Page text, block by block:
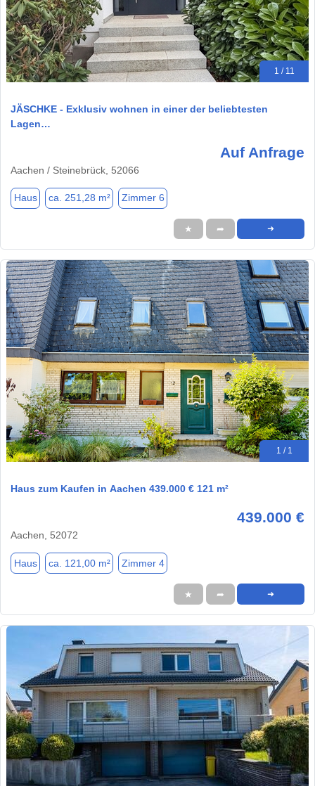
1 / 11
JÄSCHKE - Exklusiv wohnen in einer der beliebtesten
Lagen…
Auf Anfrage
Aachen / Steinebrück, 52066
Haus ca. 251,28 m² Zimmer 6
★ ➦ ➜
1 / 1
Haus zum Kaufen in Aachen 439.000 € 121 m²
439.000 €
Aachen, 52072
Haus ca. 121,00 m² Zimmer 4
★ ➦ ➜